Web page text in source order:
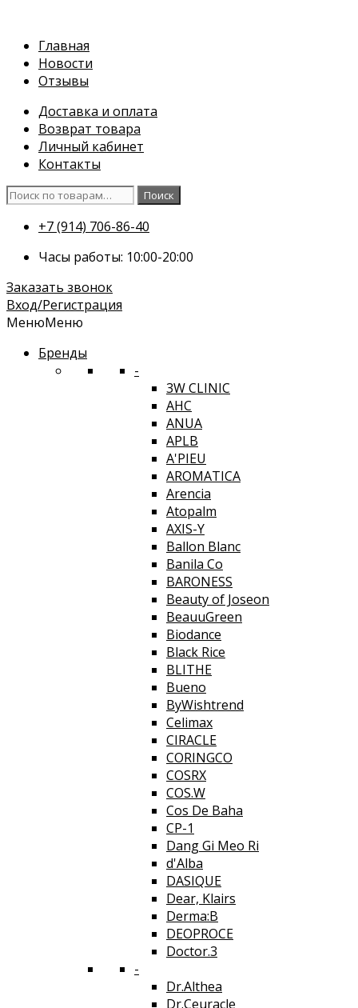
содержимому
Главная
Новости
Отзывы
Доставка и оплата
Возврат товара
Личный кабинет
Контакты
Искать:
Поиск
+7 (914) 706-86-40
Часы работы: 10:00-20:00
Заказать звонок
Вход/Регистрация
МенюМеню
Бренды
-
3W CLINIC
AHC
ANUA
APLB
A'PIEU
AROMATICA
Arencia
Atopalm
AXIS-Y
Ballon Blanc
Banila Co
BARONESS
Beauty of Joseon
BeauuGreen
Biodance
Black Rice
BLITHE
Bueno
ByWishtrend
Celimax
CIRACLE
CORINGCO
COSRX
COS.W
Cos De Baha
CP-1
Dang Gi Meo Ri
d'Alba
DASIQUE
Dear, Klairs
Derma:B
DEOPROCE
Doctor.3
-
Dr.Althea
Dr.Ceuracle